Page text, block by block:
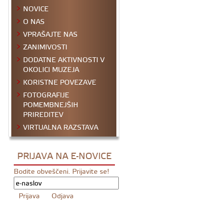
NOVICE
O NAS
VPRAŠAJTE NAS
ZANIMIVOSTI
DODATNE AKTIVNOSTI V
OKOLICI MUZEJA
KORISTNE POVEZAVE
FOTOGRAFIJE
POMEMBNEJŠIH
PRIREDITEV
VIRTUALNA RAZSTAVA
PRIJAVA NA E-NOVICE
Bodite obveščeni. Prijavite se!